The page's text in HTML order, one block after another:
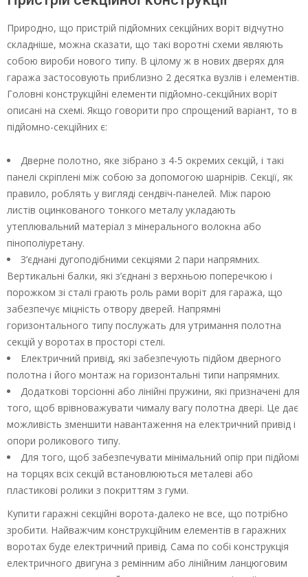
Природно, що пристрій підйомних секційних воріт відчутно
складніше, можна сказати, що такі воротні схеми являють
собою вироби нового типу. В цілому ж в нових дверях для
гаража застосовують приблизно 2 десятка вузлів і елементів.
Головні конструкційні елементи підйомно-секційних воріт
описані на схемі. Якщо говорити про спрощений варіант, то в
підйомно-секційних є:
Дверне полотно, яке зібрано з 4-5 окремих секцій, і такі
панелі скріплені між собою за допомогою шарнірів. Секції, як
правило, роблять у вигляді сендвіч-панелей. Між парою
листів оцинкованого тонкого металу укладають
утеплювальний матеріал з мінерального волокна або
пінополіуретану.
З’єднані дугоподібними секціями 2 пари напрямних.
Вертикальні балки, які з’єднані з верхньою поперечкою і
порожком зі сталі грають роль рами воріт для гаража, що
забезпечує міцність отвору дверей. Напрямні
горизонтального типу послужать для утримання полотна
секцій у воротах в просторі стелі.
Електричний привід, які забезпечують підйом дверного
полотна і його монтаж на горизонтальні типи напрямних.
Додаткові торсіонні або лінійні пружини, які призначені для
того, щоб врівноважувати чималу вагу полотна двері. Це дає
можливість зменшити навантаження на електричний привід і
опори роликового типу.
Для того, щоб забезпечувати мінімальний опір при підйомі
на торцях всіх секцій встановлюються металеві або
пластикові ролики з покриттям з гуми.
Купити гаражні секційні ворота-далеко не все, що потрібно
зробити. Найважчим конструкційним елементів в гаражних
воротах буде електричний привід. Сама по собі конструкція
електричного двигуна з ремінним або лінійним ланцюговим